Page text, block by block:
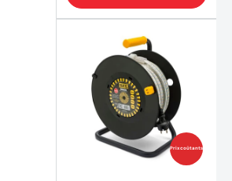
Prix coûtants